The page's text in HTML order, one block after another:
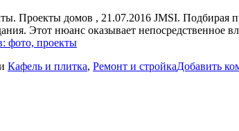
Проекты домов , 21.07.2016 JMSI. Подбирая
Этот нюанс оказывает непосредственное
фото, проекты
Кафель и плитка, Ремонт и стройкаДобавить